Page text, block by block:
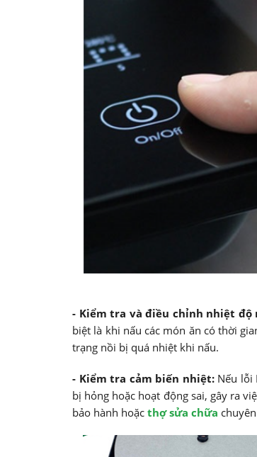
- Kiểm tra và điều chỉnh nhiệt độ
biệt là khi nấu các món ăn có thời
trạng nồi bị quá nhiệt khi nấu.
- Kiểm tra cảm biến nhiệt:Nếu lỗi
bị hỏng hoặc hoạt động sai, gây ra
bảo hành hoặc thợ sửa chữa